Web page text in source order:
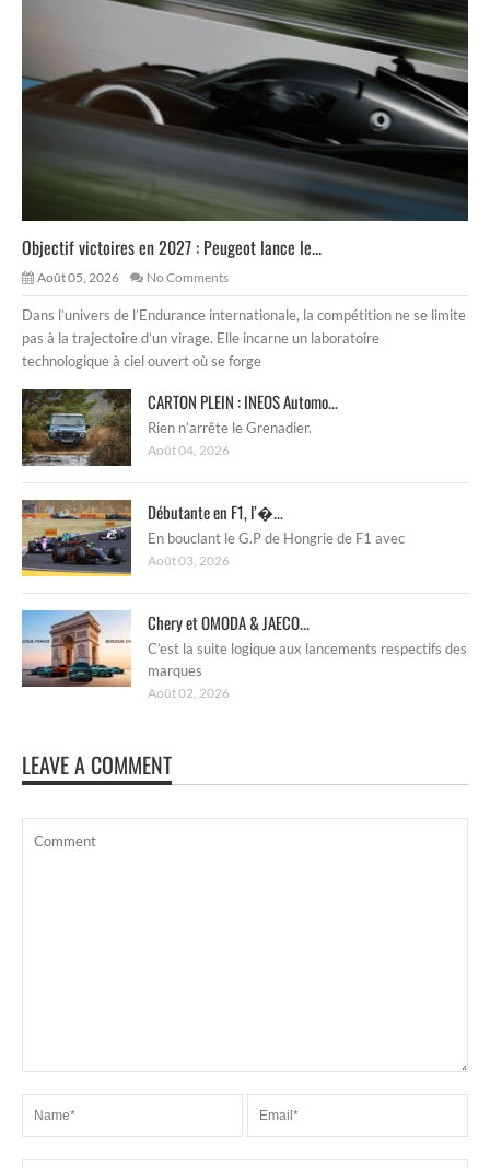
Objectif victoires en 2027 : Peugeot lance le...
Août 05, 2026 No Comments
Dans l’univers de l’Endurance internationale, la compétition ne se limite
pas à la trajectoire d’un virage. Elle incarne un laboratoire
technologique à ciel ouvert où se forge
CARTON PLEIN : INEOS Automo...
Rien n’arrête le Grenadier.
Août 04, 2026
Débutante en F1, l’�...
En bouclant le G.P de Hongrie de F1 avec
Août 03, 2026
Chery et OMODA & JAECO...
C’est la suite logique aux lancements respectifs des
marques
Août 02, 2026
LEAVE A COMMENT